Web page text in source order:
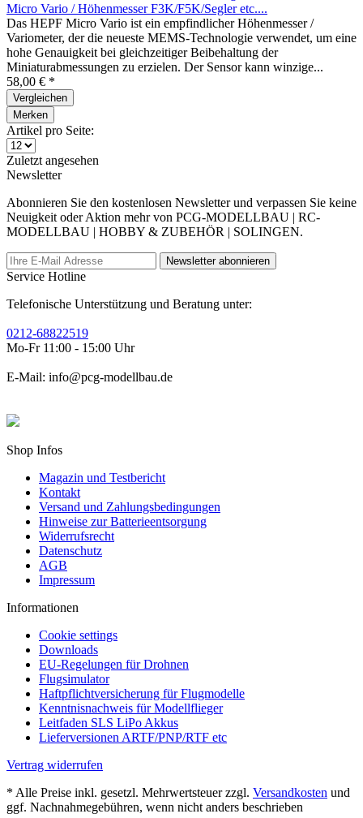
Micro Vario / Höhenmesser F3K/F5K/Segler etc....
Das HEPF Micro Vario ist ein empfindlicher Höhenmesser /
Variometer, der die neueste MEMS-Technologie verwendet, um eine
hohe Genauigkeit bei gleichzeitiger Beibehaltung der
Miniaturabmessungen zu erzielen. Der Sensor kann winzige...
58,00 € *
Vergleichen
Merken
Artikel pro Seite:
Zuletzt angesehen
Newsletter
Abonnieren Sie den kostenlosen Newsletter und verpassen Sie keine
Neuigkeit oder Aktion mehr von PCG-MODELLBAU | RC-
MODELLBAU | HOBBY & ZUBEHÖR | SOLINGEN.
Newsletter abonnieren
Service Hotline
Telefonische Unterstützung und Beratung unter:
0212-68822519
Mo-Fr 11:00 - 15:00 Uhr
E-Mail: info@pcg-modellbau.de
Shop Infos
Magazin und Testbericht
Kontakt
Versand und Zahlungsbedingungen
Hinweise zur Batterieentsorgung
Widerrufsrecht
Datenschutz
AGB
Impressum
Informationen
Cookie settings
Downloads
EU-Regelungen für Drohnen
Flugsimulator
Haftpflichtversicherung für Flugmodelle
Kenntnisnachweis für Modellflieger
Leitfaden SLS LiPo Akkus
Lieferversionen ARTF/PNP/RTF etc
Vertrag widerrufen
* Alle Preise inkl. gesetzl. Mehrwertsteuer zzgl. Versandkosten und
ggf. Nachnahmegebühren, wenn nicht anders beschrieben